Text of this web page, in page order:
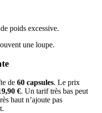
poids excessive.
une loupe.
de 60 capsules. Le prix
€. Un tarif très bas peut
haut n’ajoute pas